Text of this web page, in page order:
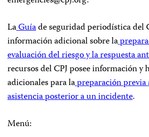
LaGuíade seguridad periodística del
información adicional sobre la
evaluación del riesgo y la respuesta
recursos del CPJ posee información y
adicionales para lapreparación previa
asistencia posterior a un incidente.
Menú: